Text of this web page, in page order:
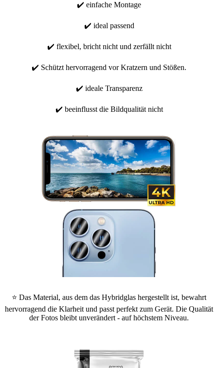
✔️ einfache Montage
✔️ ideal passend
✔️ flexibel, bricht nicht und zerfällt nicht
✔️ Schützt hervorragend vor Kratzern und Stößen.
✔️ ideale Transparenz
✔️ beeinflusst die Bildqualität nicht
⭐ Das Material, aus dem das Hybridglas hergestellt ist, bewahrt
hervorragend die Klarheit und passt perfekt zum Gerät. Die Qualität
der Fotos bleibt unverändert - auf höchstem Niveau.